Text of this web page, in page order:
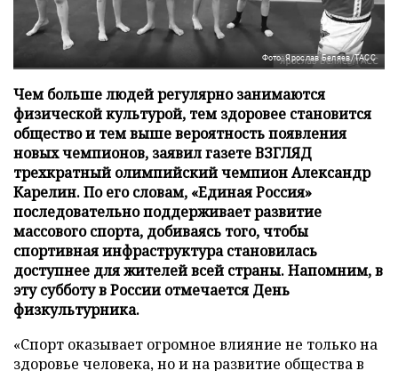
Фото: Ярослав Беляев/ТАСС
Чем больше людей регулярно занимаются
физической культурой, тем здоровее становится
общество и тем выше вероятность появления
новых чемпионов, заявил газете ВЗГЛЯД
трехкратный олимпийский чемпион Александр
Карелин. По его словам, «Единая Россия»
последовательно поддерживает развитие
массового спорта, добиваясь того, чтобы
спортивная инфраструктура становилась
доступнее для жителей всей страны. Напомним, в
эту субботу в России отмечается День
физкультурника.
«Спорт оказывает огромное влияние не только на
здоровье человека, но и на развитие общества в